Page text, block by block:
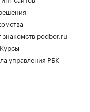
знакомств podbor.ru
управления РБК